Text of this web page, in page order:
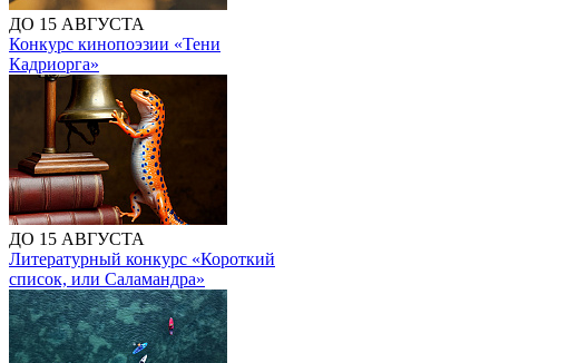
ДО 15 АВГУСТА
Конкурс кинопоэзии «Тени
Кадриорга»
ДО 15 АВГУСТА
Литературный конкурс «Короткий
список, или Саламандра»